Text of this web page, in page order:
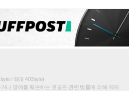
/ 최대 400byte)
나 명예를 훼손하는 댓글은 관련 법률에 의해 제재